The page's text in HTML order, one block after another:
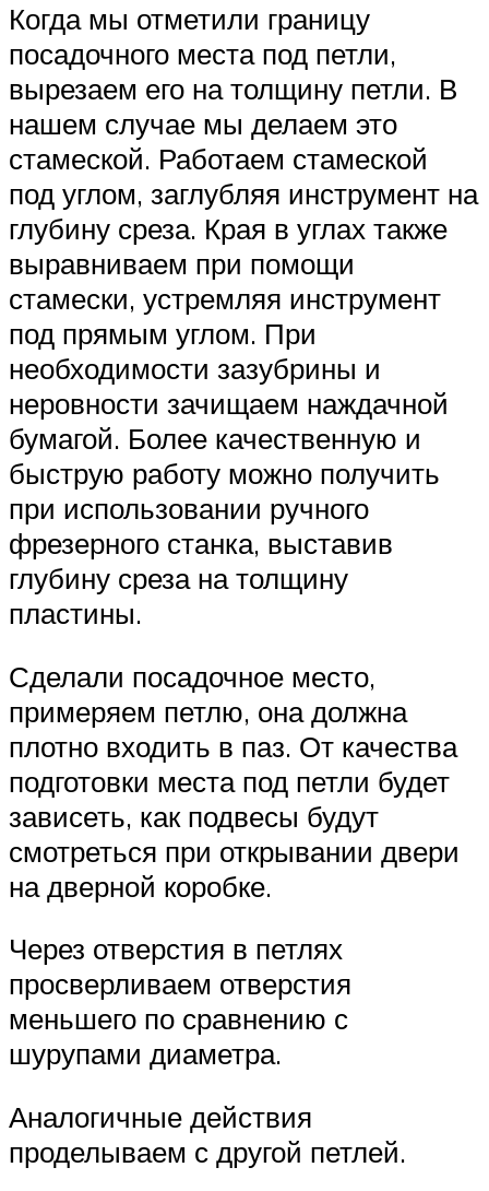
Когда мы отметили границу
посадочного места под петли,
вырезаем его на толщину петли. В
нашем случае мы делаем это
стамеской. Работаем стамеской
под углом, заглубляя инструмент на
глубину среза. Края в углах также
выравниваем при помощи
стамески, устремляя инструмент
под прямым углом. При
необходимости зазубрины и
неровности зачищаем наждачной
бумагой. Более качественную и
быструю работу можно получить
при использовании ручного
фрезерного станка, выставив
глубину среза на толщину
пластины.
Сделали посадочное место,
примеряем петлю, она должна
плотно входить в паз. От качества
подготовки места под петли будет
зависеть, как подвесы будут
смотреться при открывании двери
на дверной коробке.
Через отверстия в петлях
просверливаем отверстия
меньшего по сравнению с
шурупами диаметра.
Аналогичные действия
проделываем с другой петлей.